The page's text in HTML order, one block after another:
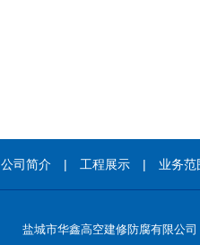
公司简介 | 工程展示 | 业务范
盐城市华鑫高空建修防腐有限